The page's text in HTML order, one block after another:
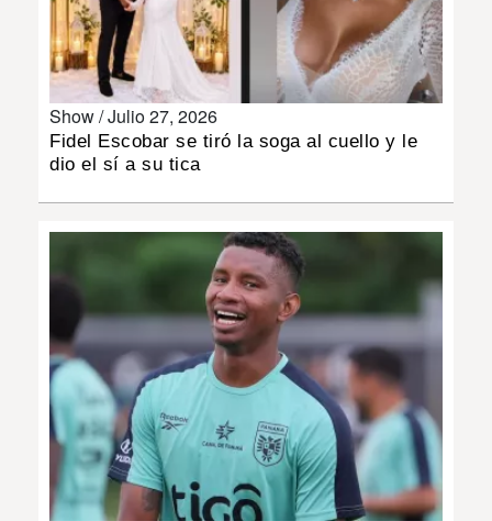
SHOW
DEPORTES
IMPRESO
Show /Julio 27, 2026
Fidel Escobar se tiró la soga al cuello y le
dio el sí a su tica